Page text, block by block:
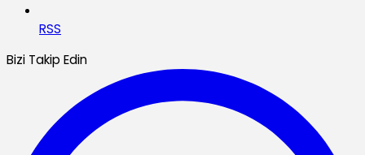
RSS
Bizi Takip Edin